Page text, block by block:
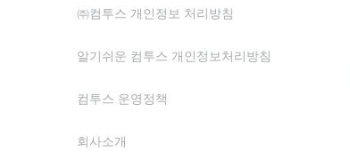
㈜컴투스 개인정보 처리방침
알기쉬운 컴투스 개인정보처리방침
컴투스 운영정책
회사소개